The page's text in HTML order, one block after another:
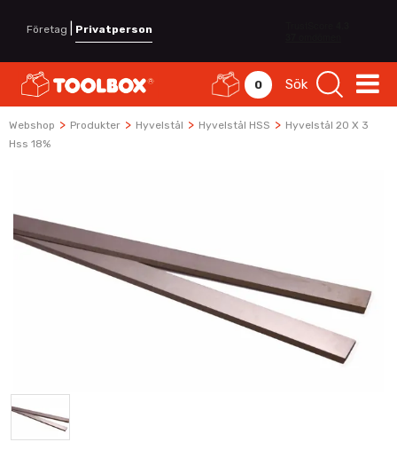
Företag Privatperson
0 Sök
Webshop > Produkter > Hyvelstål > Hyvelstål HSS > Hyvelstål 20 X 3
Hss 18%